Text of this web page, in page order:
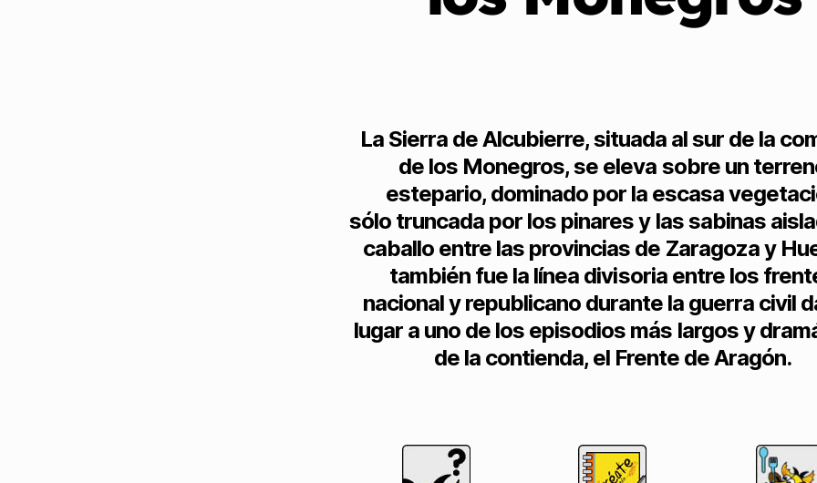
La Sierra de Alcubierre, situada al sur de la
de los Monegros, se eleva sobre un
estepario, dominado por la escasa
sólo truncada por los pinares y las sabinas
caballo entre las provincias de Zaragoza y
también fue la línea divisoria entre los
nacional y republicano durante la guerra civil
lugar a uno de los episodios más largos y
de la contienda, el Frente de Aragón.